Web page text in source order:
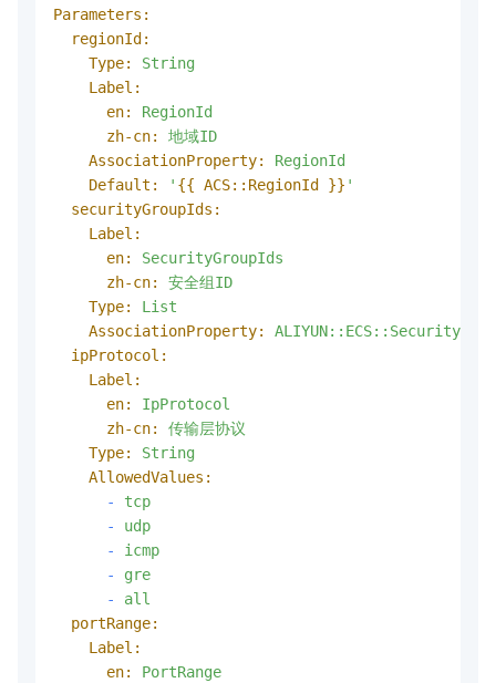
Parameters:
regionId:
Type:
String
Label:
en:
RegionId
zh-cn:
地域ID
AssociationProperty:
RegionId
Default:
' {{ ACS::RegionId }} '
securityGroupIds:
Label:
en:
SecurityGroupIds
zh-cn:
安全组ID
Type:
List
AssociationProperty:
ipProtocol:
Label:
en:
IpProtocol
zh-cn:
传输层协议
Type:
String
AllowedValues:
-
tcp
-
udp
-
icmp
-
gre
-
all
portRange:
Label:
en:
PortRange